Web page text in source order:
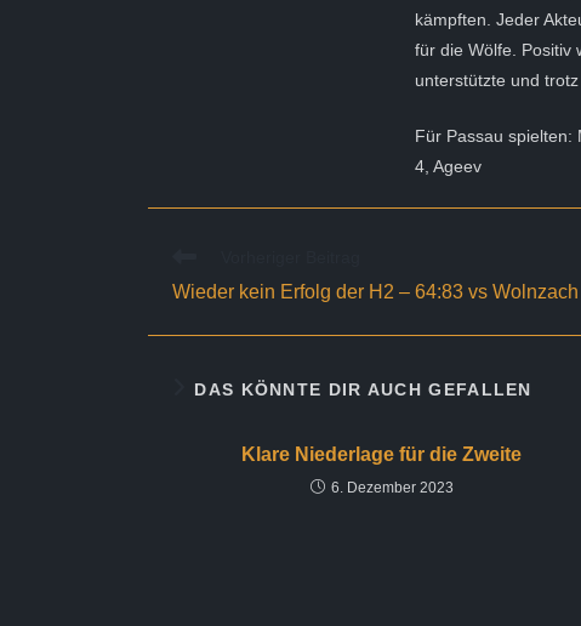
kämpften. Jeder
für die Wölfe. Positiv
unterstützte und
Für Passau spielten:
4, Ageev
ansehen
Wieder kein Erfolg der H2 – 64:83 vs Wolnzach
DAS KÖNNTE DIR AUCH GEFALLEN
Klare Niederlage für die Zweite
6. Dezember 2023